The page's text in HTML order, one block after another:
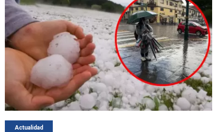
Actualidad